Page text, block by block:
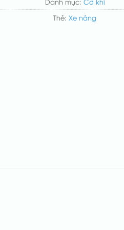
Thẻ:Xe nâng